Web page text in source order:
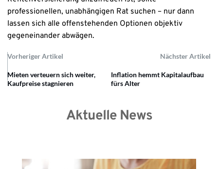
professionellen, unabhängigen Rat suchen – nur dann
lassen sich alle offenstehenden Optionen objektiv
gegeneinander abwägen.
Vorheriger Artikel Nächster Artikel
Mieten verteuern sich weiter,
Kaufpreise stagnieren
Inflation hemmt Kapitalaufbau
fürs Alter
Aktuelle News